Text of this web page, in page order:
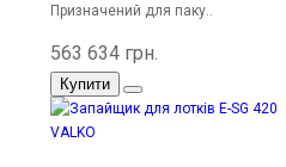
Призначений для паку..
563 634 грн.
Купити